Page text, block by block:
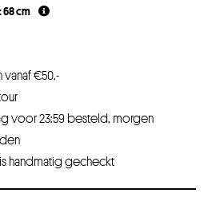
cm
€50,-
voor 23:59 besteld, morgen
handmatig gecheckt